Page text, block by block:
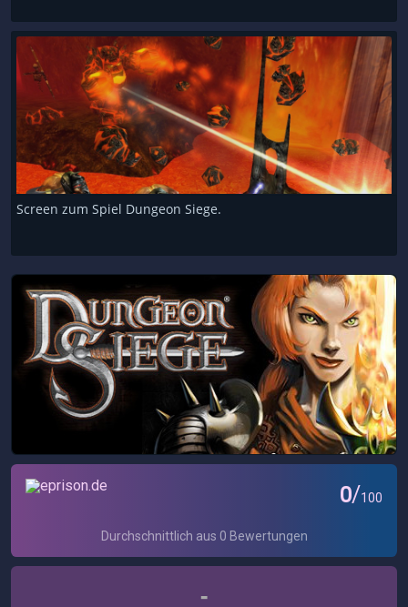
Screen zum Spiel Dungeon Siege.
-